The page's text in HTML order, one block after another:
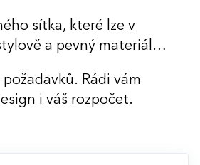
sítka, které lze v
a pevný materiál
Rádi vám
i váš rozpočet.